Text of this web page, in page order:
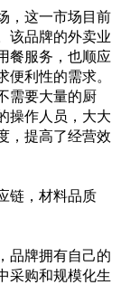
这一市场目前
该品牌的外卖业
餐服务，也顺应
便利性的需求。
需要大量的厨
操作人员，大大
，提高了经营效
，材料品质
牌拥有自己的
采购和规模化生